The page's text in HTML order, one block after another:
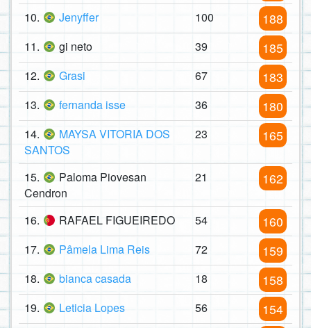
10. Jenyffer 100 188
11. gi neto 39 185
12. Grasi 67 183
13. fernanda isse 36 180
14.
MAYSA VITORIA DOS
SANTOS
23 165
15.
Paloma Piovesan
Cendron
21 162
16. RAFAEL FIGUEIREDO 54 160
17. Pâmela Lima Reis 72 159
18. bianca casada 18 158
19. Leticia Lopes 56 154